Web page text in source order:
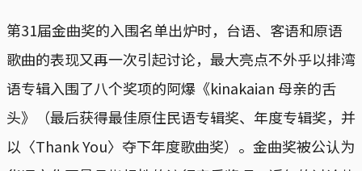
第31届金曲奖的入围名单出炉时，台语、客语和原语
歌曲的表现又再一次引起讨论，最大亮点不外乎以排湾
语专辑入围了八个奖项的阿爆《kinakaian 母亲的舌
头》（最后获得最佳原住民语专辑奖、年度专辑奖，并
以〈Thank You〉夺下年度歌曲奖）。金曲奖被公认为